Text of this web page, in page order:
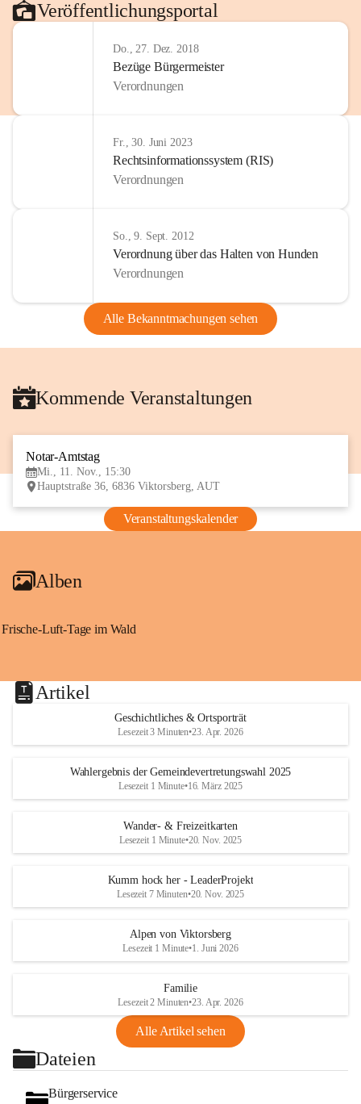
Veröffentlichungsportal
Do., 27. Dez. 2018
Bezüge Bürgermeister
Verordnungen
Fr., 30. Juni 2023
Rechtsinformationssystem (RIS)
Verordnungen
So., 9. Sept. 2012
Verordnung über das Halten von Hunden
Verordnungen
Alle Bekanntmachungen sehen
Kommende Veranstaltungen
Notar-Amtstag
Mi., 11. Nov., 15:30
Hauptstraße 36, 6836 Viktorsberg, AUT
Veranstaltungskalender
Alben
Frische-Luft-Tage im Wald
Artikel
Geschichtliches & Ortsporträt
Lesezeit 3 Minuten•23. Apr. 2026
Wahlergebnis der Gemeindevertretungswahl 2025
Lesezeit 1 Minute•16. März 2025
Wander- & Freizeitkarten
Lesezeit 1 Minute•20. Nov. 2025
Kumm hock her - LeaderProjekt
Lesezeit 7 Minuten•20. Nov. 2025
Alpen von Viktorsberg
Lesezeit 1 Minute•1. Juni 2026
Familie
Lesezeit 2 Minuten•23. Apr. 2026
Alle Artikel sehen
Dateien
Bürgerservice